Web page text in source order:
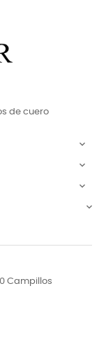
de cuero




Campillos